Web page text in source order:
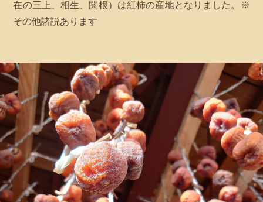
在の三上、相生、関根）は紅柿の産地となりました。※
その他諸説あります